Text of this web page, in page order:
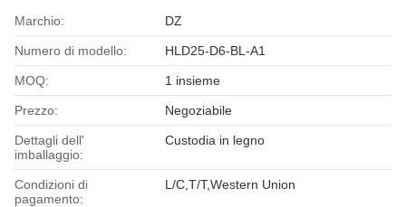
Marchio: DZ
Numero di modello: HLD25-D6-BL-A1
MOQ: 1 insieme
Prezzo: Negoziabile
Dettagli dell'
imballaggio:
Custodia in legno
Condizioni di
pagamento:
L/C,T/T,Western Union